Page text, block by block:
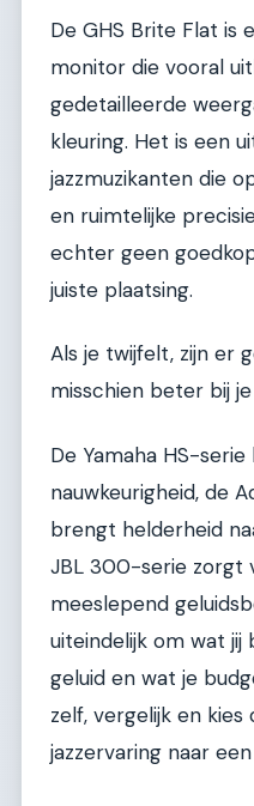
De GHS Brite Flat is
monitor die vooral
gedetailleerde
kleuring. Het is een
jazzmuzikanten die
en ruimtelijke
echter geen
juiste plaatsing.
Als je twijfelt, zijn er
misschien beter bij je
De Yamaha HS-
nauwkeurigheid, de
brengt helderheid
JBL 300-serie zorgt
meeslepend
uiteindelijk om wat jij
geluid en wat je
zelf, vergelijk en
jazzervaring naar